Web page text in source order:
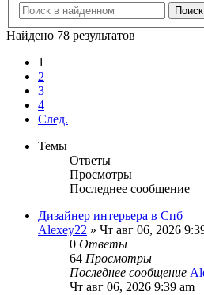
Поиск
Найдено 78 результатов
1
2
3
4
След.
Темы
Ответы
Просмотры
Последнее сообщение
Дизайнер интерьера в Спб
Alexey22 » Чт авг 06, 2026
0 Ответы
64 Просмотры
Последнее сообщение
Чт авг 06, 2026 9:39 am